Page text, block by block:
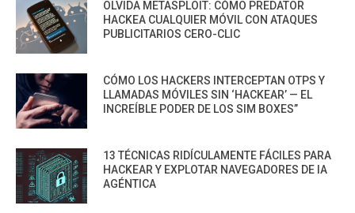
OLVIDA METASPLOIT: CÓMO PREDATOR
HACKEA CUALQUIER MÓVIL CON ATAQUES
PUBLICITARIOS CERO-CLIC
CÓMO LOS HACKERS INTERCEPTAN OTPS Y
LLAMADAS MÓVILES SIN ‘HACKEAR’ — EL
INCREÍBLE PODER DE LOS SIM BOXES”
13 TÉCNICAS RIDÍCULAMENTE FÁCILES PARA
HACKEAR Y EXPLOTAR NAVEGADORES DE IA
AGÉNTICA